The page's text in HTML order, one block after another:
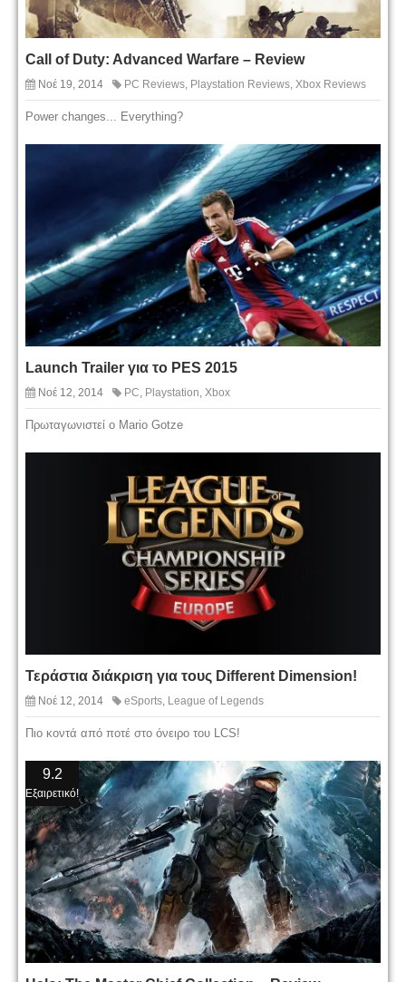
Call of Duty: Advanced Warfare – Review
Νοέ 19, 2014 PC Reviews, Playstation Reviews, Xbox Reviews
Power changes... Everything?
Launch Trailer για το PES 2015
Νοέ 12, 2014 PC, Playstation, Xbox
Πρωταγωνιστεί ο Mario Gotze
Τεράστια διάκριση για τους Different Dimension!
Νοέ 12, 2014 eSports, League of Legends
Πιο κοντά από ποτέ στο όνειρο του LCS!
9.2
Εξαιρετικό!